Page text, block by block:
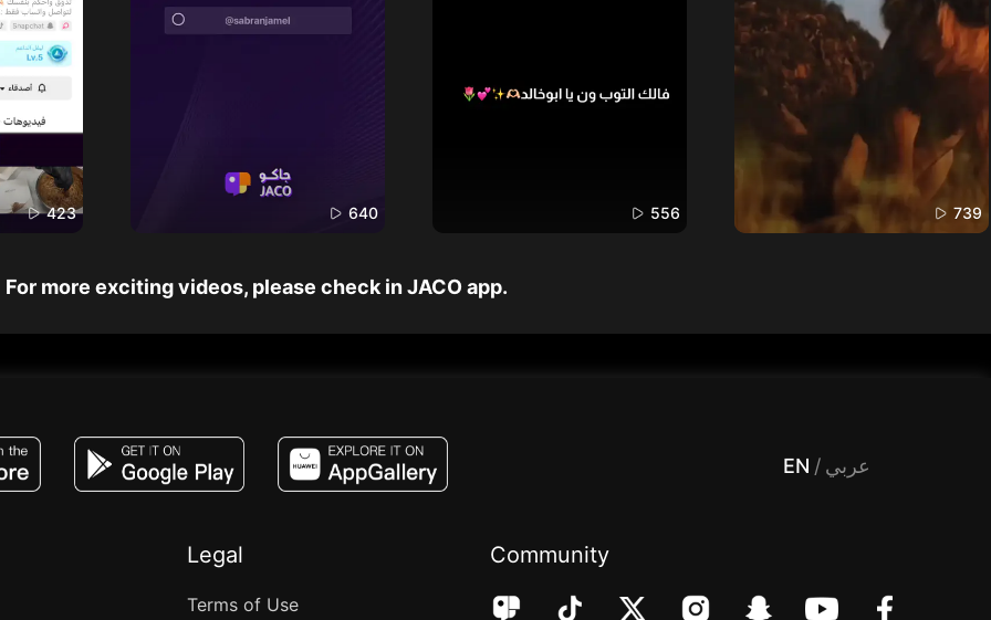
423 640 556 739
For more exciting videos, please check in JACO app.
EN / عربي
Legal
Terms of Use
Community